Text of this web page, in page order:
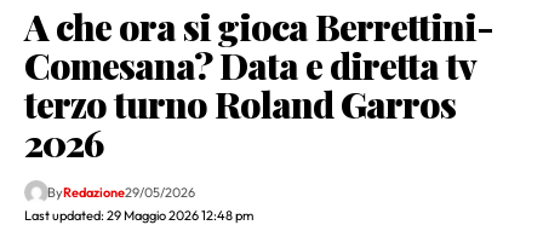
A che ora si gioca Berrettini-
Comesana? Data e diretta tv
terzo turno Roland Garros
2026
Last updated: 29 Maggio 2026 12:48 pm
ByRedazione29/05/2026